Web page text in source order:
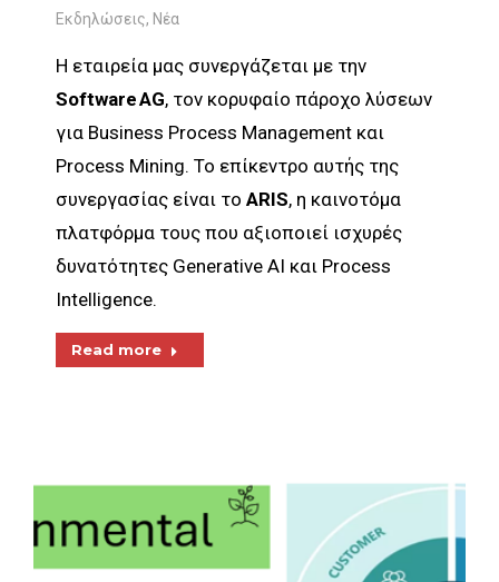
Εκδηλώσεις, Νέα
Η εταιρεία μας συνεργάζεται με την
Software AG, τον κορυφαίο πάροχο λύσεων
για Business Process Management και
Process Mining. Το επίκεντρο αυτής της
συνεργασίας είναι το ARIS, η καινοτόμα
πλατφόρμα τους που αξιοποιεί ισχυρές
δυνατότητες Generative AI και Process
Intelligence.
Read more